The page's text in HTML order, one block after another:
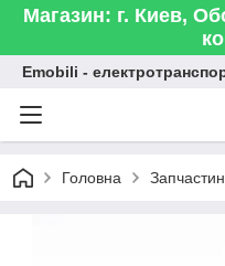
Магазин: г. Киев,
Emobili -
Головна